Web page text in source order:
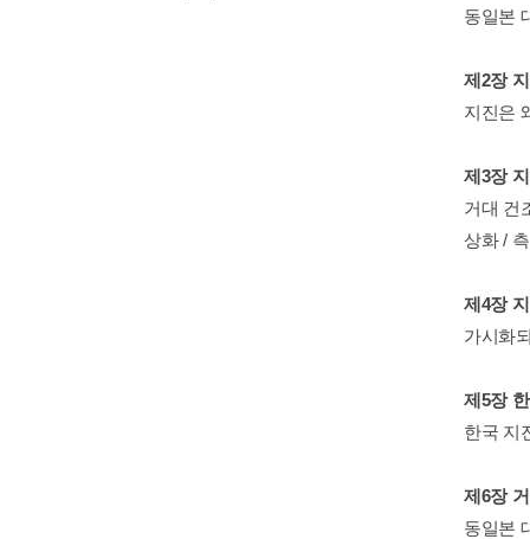
동일본
제2장
지진은
제3장
거대 건
상화 /
제4장
가시화
제5장
한국 지
제6장
동일본